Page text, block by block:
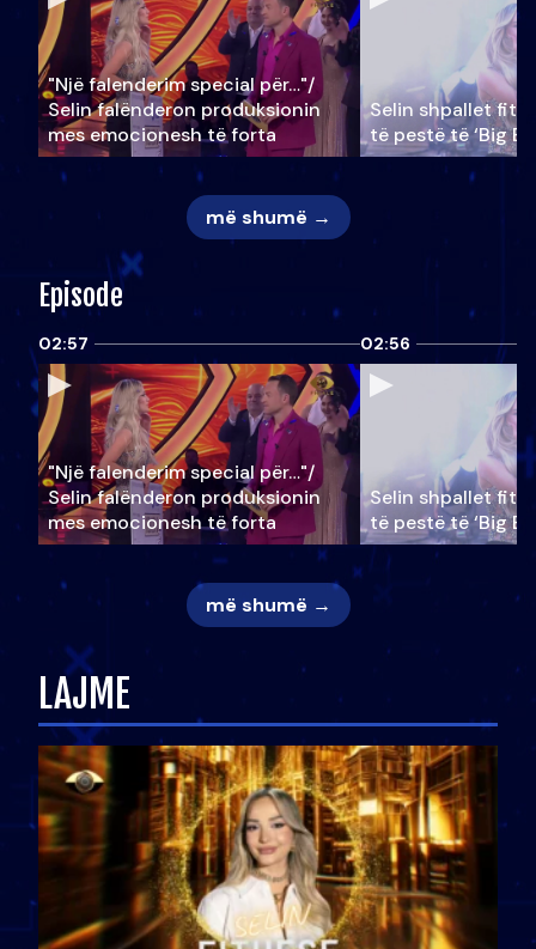
"Një falenderim special për…"/
Selin falënderon produksionin
mes emocionesh të forta
Selin shpallet
të pestë të ‘Big
më shumë →
Episode
02:57
"Një falenderim special për…"/
Selin falënderon produksionin
mes emocionesh të forta
02:56
Selin shpallet
të pestë të ‘Big
më shumë →
LAJME